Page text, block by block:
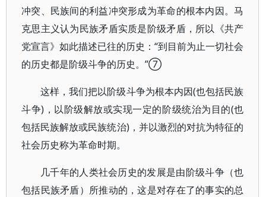
冲突、民族间的利益冲突形成为革命的根本内因。马
克思主义认为民族矛盾实质是阶级矛盾，所以《共产
党宣言》如此描述已往的历史：“到目前为止一切社会
的历史都是阶级斗争的历史。”⑦
这样，我们把以阶级斗争为根本内因(也包括民族
斗争)，以阶级解放或实现一定的阶级统治为目的(也
包括民族解放或民族统治)，并以激烈的对抗为特征的
社会历史称为革命时期。
几千年的人类社会历史的发展是由阶级斗争（也
包括民族矛盾）所推动的，这是对存在了的事实的总